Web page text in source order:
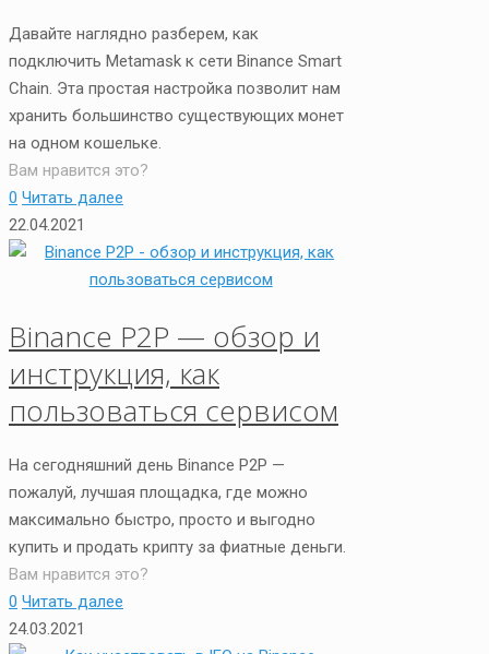
Давайте наглядно разберем, как
подключить Metamask к сети Binance Smart
Chain. Эта простая настройка позволит нам
хранить большинство существующих монет
на одном кошельке.
Вам нравится это?
0 Читать далее
22.04.2021
Binance P2P — обзор и
инструкция, как
пользоваться сервисом
На сегодняшний день Binance P2P —
пожалуй, лучшая площадка, где можно
максимально быстро, просто и выгодно
купить и продать крипту за фиатные деньги.
Вам нравится это?
0 Читать далее
24.03.2021